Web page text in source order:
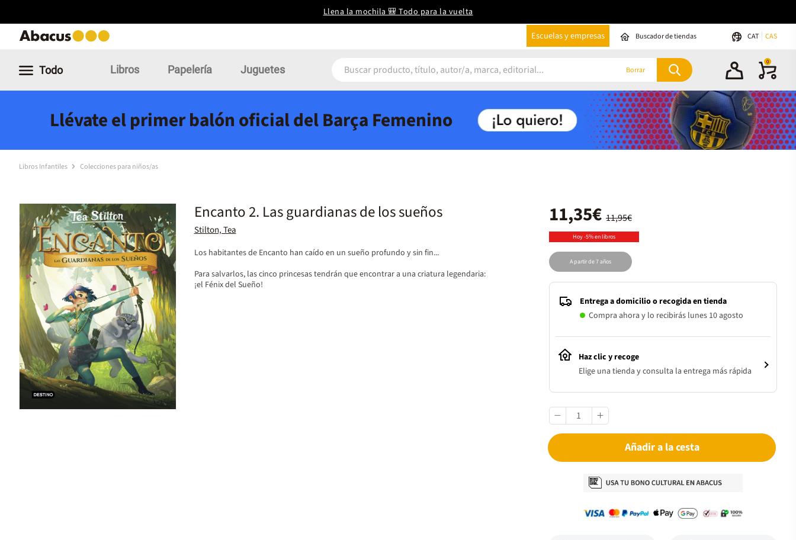
Llena la mochila 🎒 Todo para la vuelta
Escuelas y empresas Buscador de tiendas CAT CAS
Todo Libros Papelería Juguetes Borrar
0
Llévate el primer balón oficial del Barça Femenino
Libros Infantiles Colecciones para niños/as
Encanto 2. Las guardianas de los sueños
Stilton, Tea
Los habitantes de Encanto han caído en un sueño profundo y sin fin...
Para salvarlos, las cinco princesas tendrán que encontrar a una criatura legendaria:
¡el Fénix del Sueño!
11,95€
11,35€
Hoy -5% en libros
A partir de 7 años
Entrega a domicilio o recogida en tienda
Compra ahora y lo recibirás lunes 10 agosto
Haz clic y recoge
Elige una tienda y consulta la entrega más rápida
Añadir a la cesta